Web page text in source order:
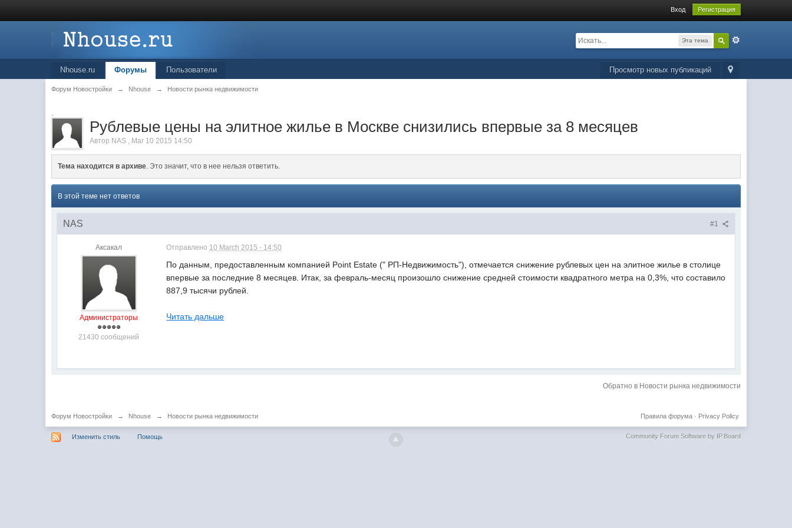
Вход Регистрация
Эта тема
Просмотр новых публикаций
Nhouse.ru Форумы Пользователи
Форум Новостройки → Nhouse → Новости рынка недвижимости
.
Рублевые цены на элитное жилье в Москве снизились впервые за 8 месяцев
Автор NAS , Mar 10 2015 14:50
Тема находится в архиве. Это значит, что в нее нельзя ответить.
В этой теме нет ответов
#1
NAS
Аксакал
Администраторы
21430 сообщений
Отправлено 10 March 2015 - 14:50
По данным, предоставленным компанией Point Estate (" РП-Недвижимость"), отмечается снижение рублевых цен на элитное жилье в столице
впервые за последние 8 месяцев. Итак, за февраль-месяц произошло снижение средней стоимости квадратного метра на 0,3%, что составило
887,9 тысячи рублей.
Читать дальше
Обратно в Новости рынка недвижимости
Форум Новостройки → Nhouse → Новости рынка недвижимости Privacy Policy
Правила форума·
Изменить стиль Помощь Community Forum Software by IP.Board